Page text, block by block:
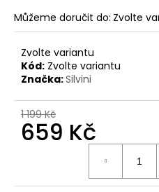
Můžeme doručit do: Zvolte
Zvolte variantu
Kód: Zvolte variantu
Značka:Silvini
1 199 Kč
659 Kč
o
p
u
č
u